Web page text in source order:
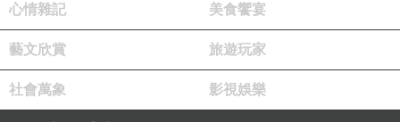
心情雜記 美食饗宴
藝文欣賞 旅遊玩家
社會萬象 影視娛樂